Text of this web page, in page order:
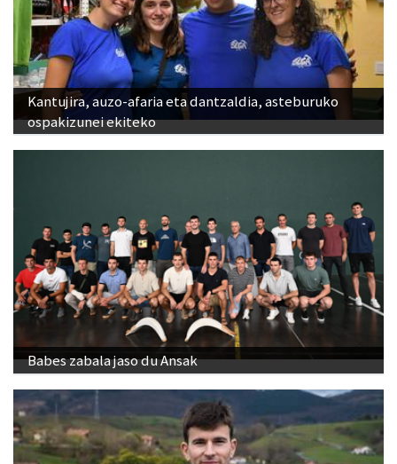
Kantujira, auzo-afaria eta dantzaldia, asteburuko
ospakizunei ekiteko
Babes zabala jaso du Ansak